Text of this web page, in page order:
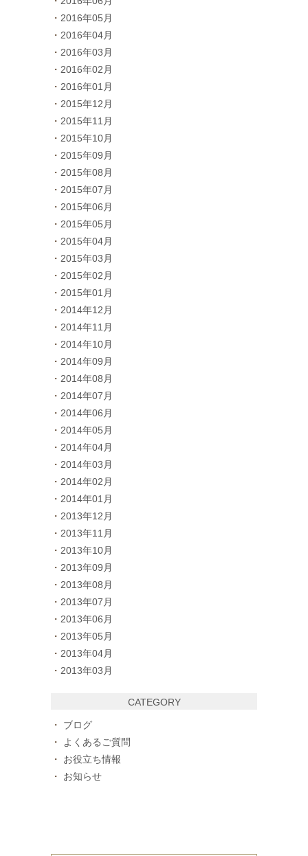
2016年05月
2016年04月
2016年03月
2016年02月
2016年01月
2015年12月
2015年11月
2015年10月
2015年09月
2015年08月
2015年07月
2015年06月
2015年05月
2015年04月
2015年03月
2015年02月
2015年01月
2014年12月
2014年11月
2014年10月
2014年09月
2014年08月
2014年07月
2014年06月
2014年05月
2014年04月
2014年03月
2014年02月
2014年01月
2013年12月
2013年11月
2013年10月
2013年09月
2013年08月
2013年07月
2013年06月
2013年05月
2013年04月
2013年03月
CATEGORY
ブログ
よくあるご質問
お役立ち情報
お知らせ